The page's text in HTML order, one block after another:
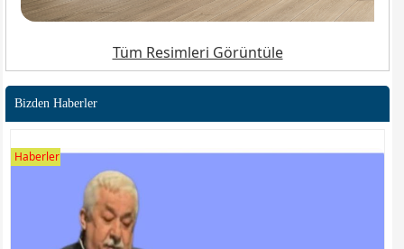
Tüm Resimleri Görüntüle
Bizden Haberler
Haberler